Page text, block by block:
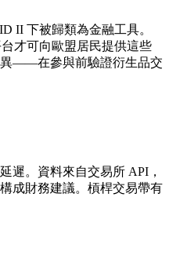
II 下被歸類為金融工具。
才可向歐盟居民提供這些
異——在參與前驗證衍生品交
遲。資料來自交易所 API，
成財務建議。槓桿交易帶有